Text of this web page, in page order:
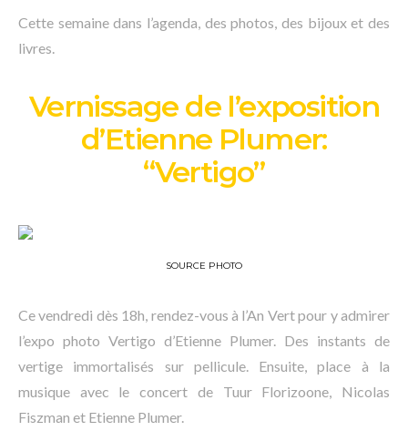
Cette semaine dans l’agenda, des photos, des bijoux et des
livres.
Vernissage de l’exposition
d’Etienne Plumer:
“Vertigo”
SOURCE PHOTO
Ce vendredi dès 18h, rendez-vous à l’An Vert pour y admirer
l’expo photo Vertigo d’Etienne Plumer. Des instants de
vertige immortalisés sur pellicule. Ensuite, place à la
musique avec le concert de Tuur Florizoone, Nicolas
Fiszman et Etienne Plumer.